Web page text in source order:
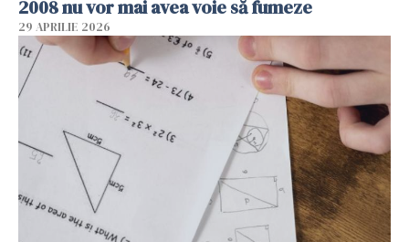
2008 nu vor mai avea voie să fumeze
29 APRILIE 2026